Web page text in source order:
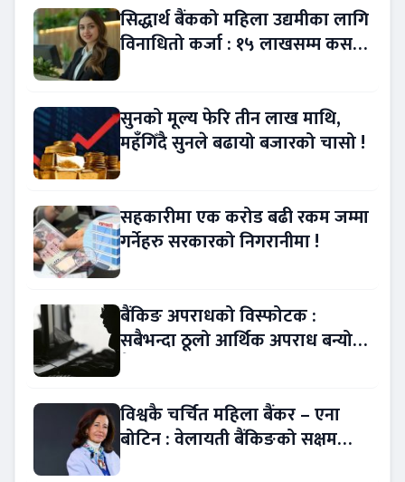
सिद्धार्थ बैंकको महिला उद्यमीका लागि
विनाधितो कर्जा : १५ लाखसम्म कसरी
सुनको मूल्य फेरि तीन लाख माथि,
महँगिँदै सुनले बढायो बजारको चासो !
सहकारीमा एक करोड बढी रकम जम्मा
गर्नेहरु सरकारको निगरानीमा !
बैंकिङ अपराधको विस्फोटक :
सबैभन्दा ठूलो आर्थिक अपराध बन्यो
विश्वकै चर्चित महिला बैंकर – एना
बोटिन : वेलायती बैंकिङको सक्षम